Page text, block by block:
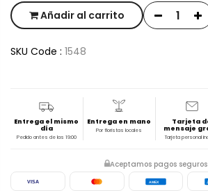
Añadir al carrito
SKU Code : 1548
Entrega el mismo
día
Pedido antes de las 19:00
Entrega en mano
Por floristas locales
Tarjeta
mensaje
Tarjeta personal
Aceptamos pagos seguros
VISA AMEX J